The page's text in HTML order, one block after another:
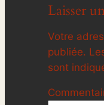
Laisser
Votre
publiée.
sont